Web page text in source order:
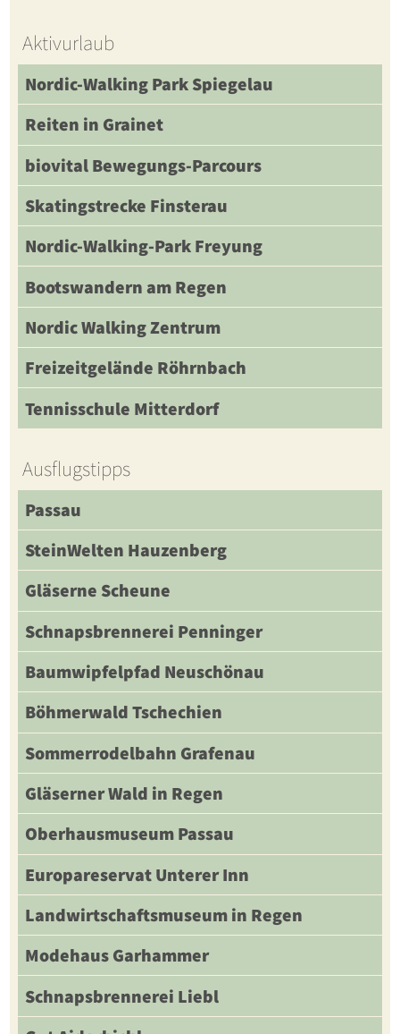
Aktivurlaub
Nordic-Walking Park Spiegelau
Reiten in Grainet
biovital Bewegungs-Parcours
Skatingstrecke Finsterau
Nordic-Walking-Park Freyung
Bootswandern am Regen
Nordic Walking Zentrum
Freizeitgelände Röhrnbach
Tennisschule Mitterdorf
Ausflugstipps
Passau
SteinWelten Hauzenberg
Gläserne Scheune
Schnapsbrennerei Penninger
Baumwipfelpfad Neuschönau
Böhmerwald Tschechien
Sommerrodelbahn Grafenau
Gläserner Wald in Regen
Oberhausmuseum Passau
Europareservat Unterer Inn
Landwirtschaftsmuseum in Regen
Modehaus Garhammer
Schnapsbrennerei Liebl